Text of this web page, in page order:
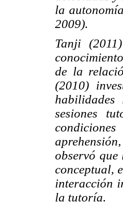
la
2009).
Tanji
de la
(2010)
sesiones
observó
conceptual,
interacción
la tutoría.